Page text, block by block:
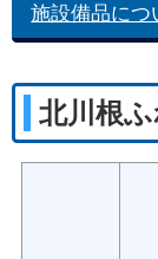
施設備品につ
北川根